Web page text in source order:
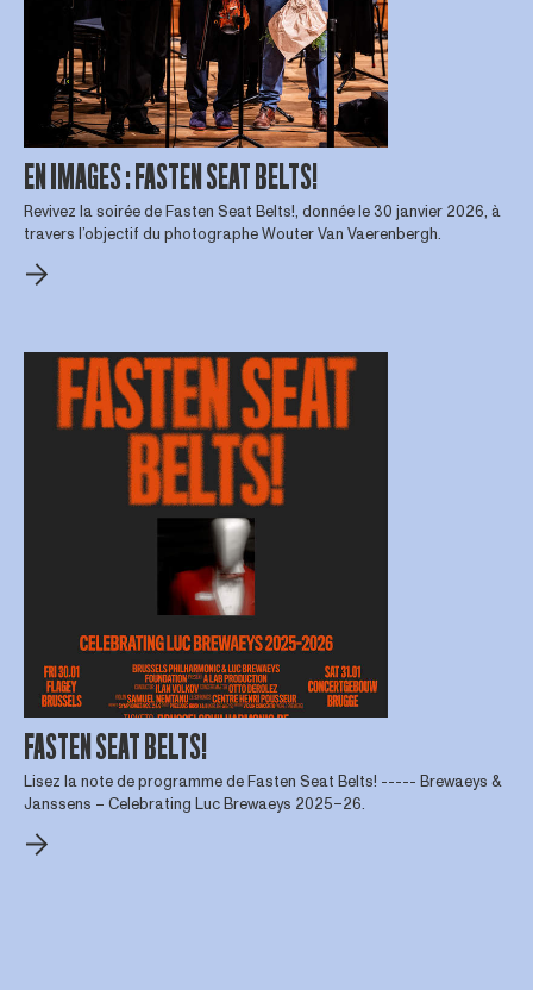
EN IMAGES : FASTEN SEAT BELTS!
Revivez la soirée de Fasten Seat Belts!, donnée le 30 janvier 2026, à
travers l’objectif du photographe Wouter Van Vaerenbergh.
FASTEN SEAT BELTS!
Lisez la note de programme de Fasten Seat Belts! ----- Brewaeys &
Janssens – Celebrating Luc Brewaeys 2025–26.